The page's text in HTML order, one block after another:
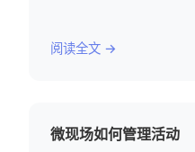
阅读全文 →
微现场如何管理活动